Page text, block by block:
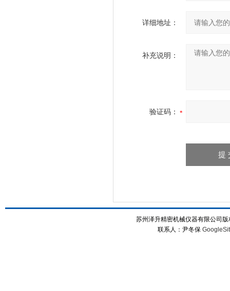
详细地址：
补充说明：
验证码：
苏州泽升精密机械仪器有限公司
联系人：尹冬保